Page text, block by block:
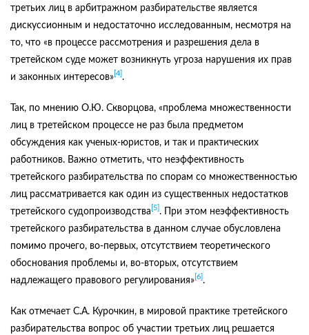
третьих лиц в арбитражном разбирательстве является
дискуссионным и недостаточно исследованным, несмотря на
то, что «в процессе рассмотрения и разрешения дела в
третейском суде может возникнуть угроза нарушения их прав
и законных интересов» [4] .
Так, по мнению О.Ю. Скворцова, «проблема множественности
лиц в третейском процессе не раз была предметом
обсуждения как ученых-юристов, и так и практических
работников. Важно отметить, что неэффективность
третейского разбирательства по спорам со множественностью
лиц рассматривается как один из существенных недостатков
третейского судопроизводства [5] . При этом неэффективность
третейского разбирательства в данном случае обусловлена
помимо прочего, во-первых, отсутствием теоретического
обоснования проблемы и, во-вторых, отсутствием
надлежащего правового регулирования» [6] .
Как отмечает С.А. Курочкин, в мировой практике третейского
разбирательства вопрос об участии третьих лиц решается